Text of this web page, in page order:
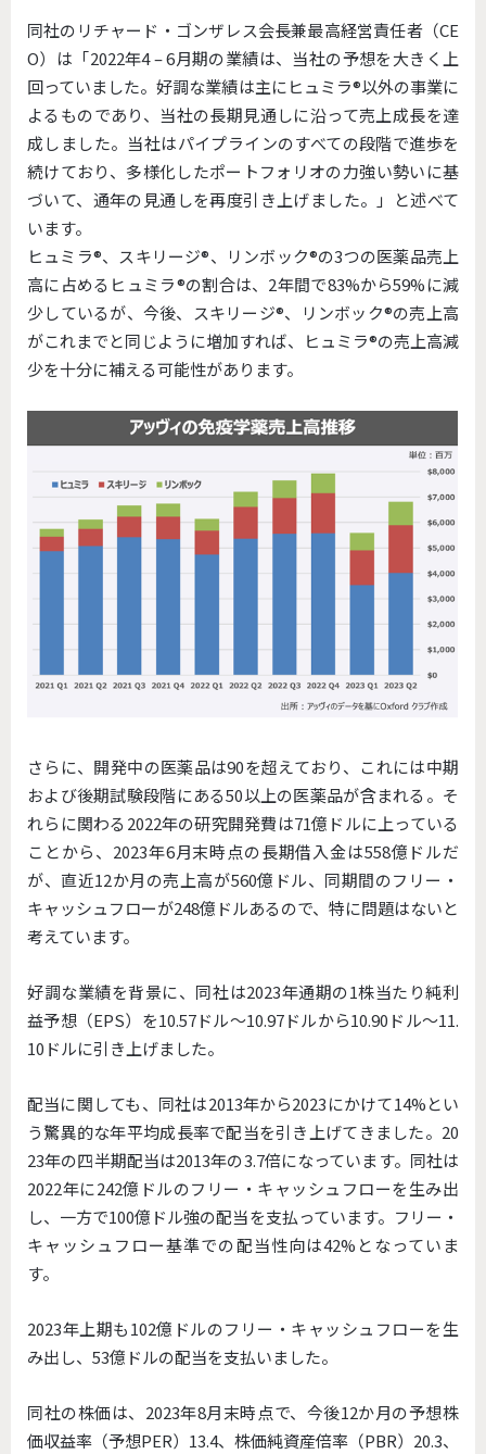
同社のリチャード・ゴンザレス会長兼最高経営責任者（CE
O）は「2022年4 – 6月期の業績は、当社の予想を大きく上
回っていました。好調な業績は主にヒュミラ®︎以外の事業に
よるものであり、当社の長期見通しに沿って売上成長を達
成しました。当社はパイプラインのすべての段階で進歩を
続けており、多様化したポートフォリオの力強い勢いに基
づいて、通年の見通しを再度引き上げました。」と述べて
います。
ヒュミラ®︎、スキリージ®︎、リンボック®︎の3つの医薬品売上
高に占めるヒュミラ®︎の割合は、2年間で83%から59%に減
少しているが、今後、スキリージ®︎、リンボック®︎の売上高
がこれまでと同じように増加すれば、ヒュミラ®︎の売上高減
少を十分に補える可能性があります。
さらに、開発中の医薬品は90を超えており、これには中期
および後期試験段階にある50以上の医薬品が含まれる。そ
れらに関わる2022年の研究開発費は71億ドルに上っている
ことから、2023年6月末時点の長期借入金は558億ドルだ
が、直近12か月の売上高が560億ドル、同期間のフリー・
キャッシュフローが248億ドルあるので、特に問題はないと
考えています。
好調な業績を背景に、同社は2023年通期の1株当たり純利
益予想（EPS）を10.57ドル〜10.97ドルから10.90ドル〜11.
10ドルに引き上げました。
配当に関しても、同社は2013年から2023にかけて14%とい
う驚異的な年平均成長率で配当を引き上げてきました。20
23年の四半期配当は2013年の3.7倍になっています。同社は
2022年に242億ドルのフリー・キャッシュフローを生み出
し、一方で100億ドル強の配当を支払っています。フリー・
キャッシュフロー基準での配当性向は42%となっていま
す。
2023年上期も102億ドルのフリー・キャッシュフローを生
み出し、53億ドルの配当を支払いました。
同社の株価は、2023年8月末時点で、今後12か月の予想株
価収益率（予想PER）13.4、株価純資産倍率（PBR）20.3、